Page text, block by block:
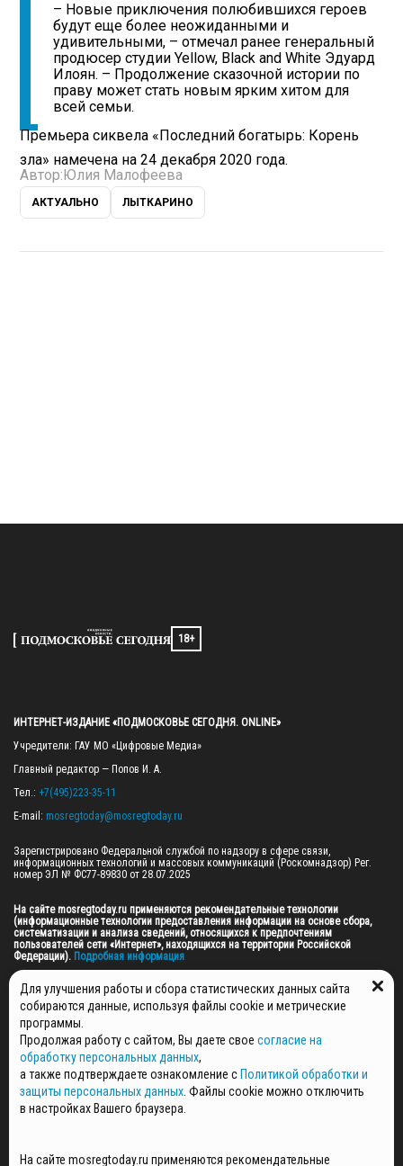
– Новые приключения полюбившихся героев
будут еще более неожиданными и
удивительными, – отмечал ранее генеральный
продюсер студии Yellow, Black and White Эдуард
Илоян. – Продолжение сказочной истории по
праву может стать новым ярким хитом для
всей семьи.
Премьера сиквела «Последний богатырь: Корень
зла» намечена на 24 декабря 2020 года.
Автор:Юлия Малофеева
АКТУАЛЬНО ЛЫТКАРИНО
18+
ИНТЕРНЕТ-ИЗДАНИЕ «ПОДМОСКОВЬЕ СЕГОДНЯ. ONLINE»
Учредители: ГАУ МО «Цифровые Медиа»
Главный редактор — Попов И. А.
Тел.: +7(495)223-35-11
E-mail: mosregtoday@mosregtoday.ru
Зарегистрировано Федеральной службой по надзору в сфере связи,
информационных технологий и массовых коммуникаций (Роскомнадзор) Рег.
номер ЭЛ № ФС77-89830 от 28.07.2025
На сайте mosregtoday.ru применяются рекомендательные технологии
(информационные технологии предоставления информации на основе сбора,
систематизации и анализа сведений, относящихся к предпочтениям
пользователей сети «Интернет», находящихся на территории Российской
Федерации). Подробная информация
© 2026 ПРАВА НА ВСЕ МАТЕРИАЛЫ САЙТА ПРИНАДЛЕЖАТ ГАУ МО "ЦИФРОВЫЕ
МЕДИА" (ОГРН: 1255000059467).
ПОЛИТИКА ОБРАБОТКИ И ЗАЩИТЫ ПЕРСОНАЛЬНЫХ ДАННЫХ
НОВОСТИ
ГАЗЕТЫ
РЕКЛАМОДАТЕЛЯМ
СПЕЦПРОЕКТЫ
Для улучшения работы и сбора статистических данных сайта
собираются данные, используя файлы cookie и метрические
программы.
Продолжая работу с сайтом, Вы даете свое согласие на
обработку персональных данных,
а также подтверждаете ознакомление с Политикой обработки и
защиты персональных данных . Файлы cookie можно отключить
в настройках Вашего браузера.
На сайте mosregtoday.ru применяются рекомендательные